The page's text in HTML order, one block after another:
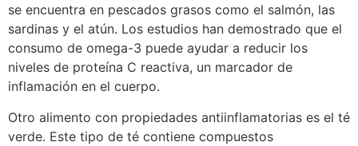
se encuentra en pescados grasos como el salmón, las
sardinas y el atún. Los estudios han demostrado que el
consumo de omega-3 puede ayudar a reducir los
niveles de proteína C reactiva, un marcador de
inflamación en el cuerpo.
Otro alimento con propiedades antiinflamatorias es el té
verde. Este tipo de té contiene compuestos